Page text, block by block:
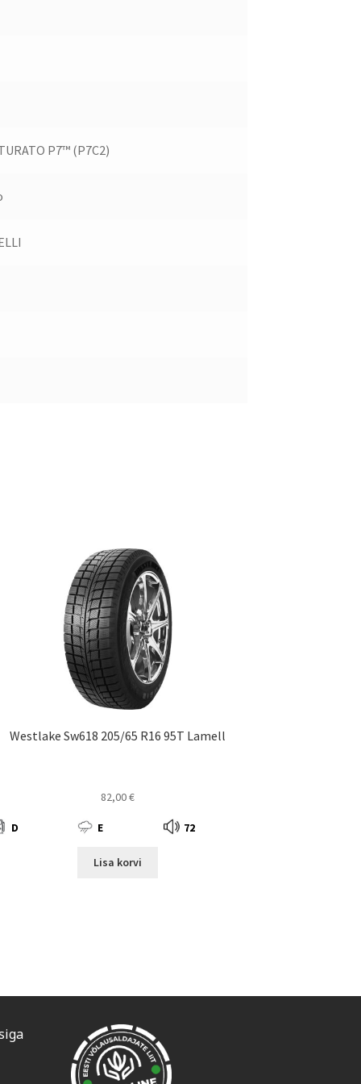
P7™ (P7C2)
Westlake Sw618 205/65 R16 95T Lamell
82,00€
D E 72
Lisa korvi